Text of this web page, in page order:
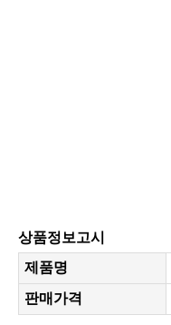
상품정보고시
제품명
판매가격